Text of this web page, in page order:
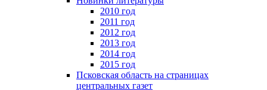
2010 год
2011 год
2012 год
2013 год
2014 год
2015 год
Псковская область на страницах
центральных газет